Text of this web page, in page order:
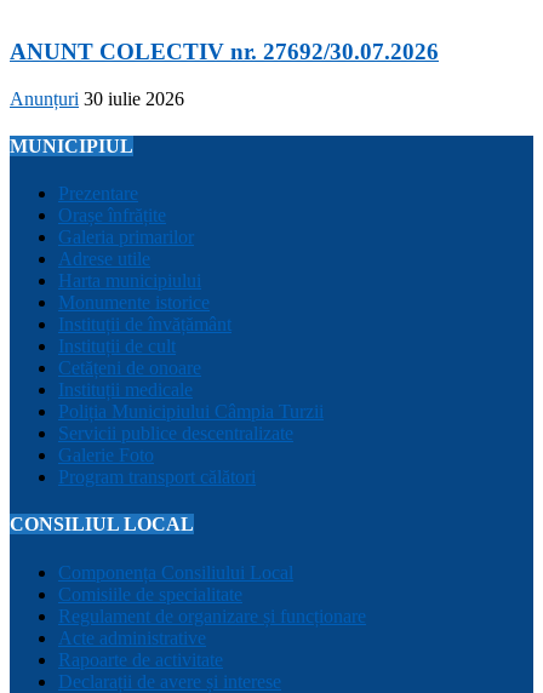
ANUNT COLECTIV nr. 27692/30.07.2026
Anunțuri 30 iulie 2026
MUNICIPIUL
Prezentare
Orașe înfrățite
Galeria primarilor
Adrese utile
Harta municipiului
Monumente istorice
Instituții de învățământ
Instituții de cult
Cetățeni de onoare
Instituții medicale
Poliția Municipiului Câmpia Turzii
Servicii publice descentralizate
Galerie Foto
Program transport călători
CONSILIUL LOCAL
Componența Consiliului Local
Comisiile de specialitate
Regulament de organizare și funcționare
Acte administrative
Rapoarte de activitate
Declarații de avere și interese